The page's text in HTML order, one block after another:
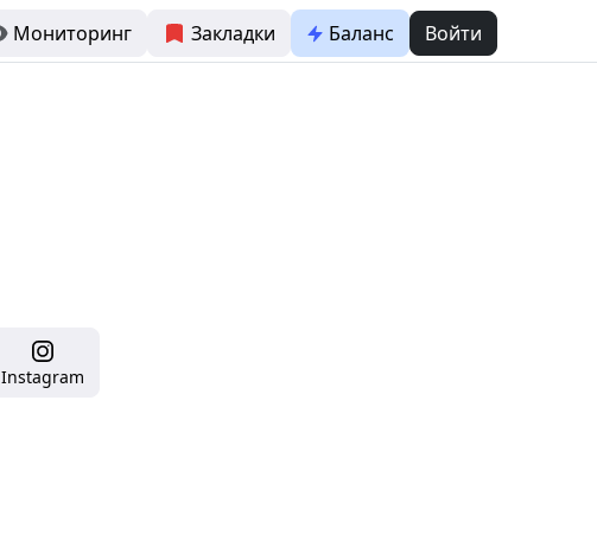
Мониторинг Закладки Баланс Войти
Instagram